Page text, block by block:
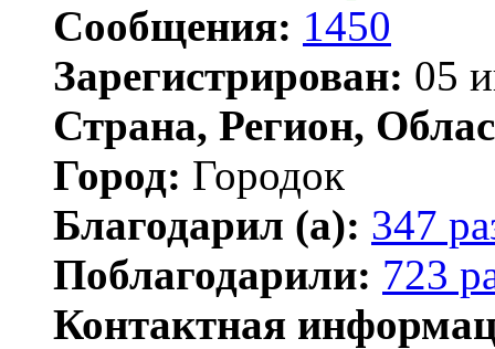
Сообщения: 1450
Зарегистрирован: 05
Страна, Регион,
Город: Городок
Благодарил (а): 347
Поблагодарили: 723
Контактная